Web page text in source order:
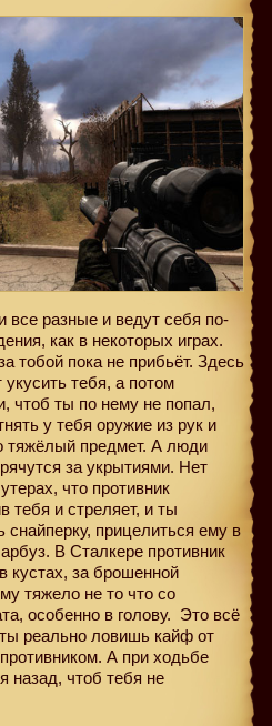
разные и ведут себя по-
как в некоторых играх.
тобой пока не прибьёт. Здесь
тебя, а потом
чтоб ты по нему не попал,
у тебя оружие из рук и
тяжёлый предмет. А люди
за укрытиями. Нет
что противник
тебя и стреляет, и ты
прицелиться ему в
В Сталкере противник
кустах, за брошенной
тяжело не то что со
особенно в голову. Это всё
реально ловишь кайф от
А при ходьбе
назад, чтоб тебя не